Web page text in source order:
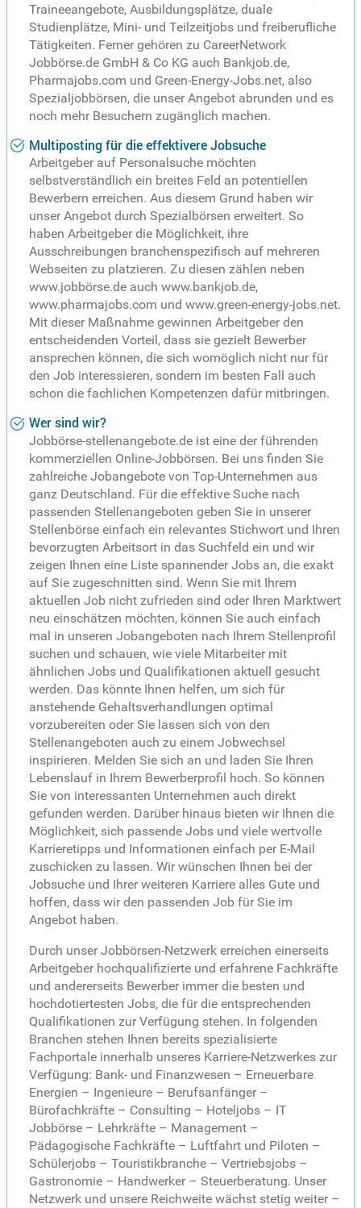
Traineeangebote, Ausbildungsplätze, duale
Studienplätze, Mini- und Teilzeitjobs und freiberufliche
Tätigkeiten. Ferner gehören zu CareerNetwork
Jobbörse.de GmbH & Co KG auch Bankjob.de,
Pharmajobs.com und Green-Energy-Jobs.net, also
Spezialjobbörsen, die unser Angebot abrunden und es
noch mehr Besuchern zugänglich machen.
Multiposting für die effektivere Jobsuche
Arbeitgeber auf Personalsuche möchten
selbstverständlich ein breites Feld an potentiellen
Bewerbern erreichen. Aus diesem Grund haben wir
unser Angebot durch Spezialbörsen erweitert. So
haben Arbeitgeber die Möglichkeit, ihre
Ausschreibungen branchenspezifisch auf mehreren
Webseiten zu platzieren. Zu diesen zählen neben
www.jobbörse.de auch www.bankjob.de,
www.pharmajobs.com und www.green-energy-jobs.net.
Mit dieser Maßnahme gewinnen Arbeitgeber den
entscheidenden Vorteil, dass sie gezielt Bewerber
ansprechen können, die sich womöglich nicht nur für
den Job interessieren, sondern im besten Fall auch
schon die fachlichen Kompetenzen dafür mitbringen.
Wer sind wir?
Jobbörse-stellenangebote.de ist eine der führenden
kommerziellen Online-Jobbörsen. Bei uns finden Sie
zahlreiche Jobangebote von Top-Unternehmen aus
ganz Deutschland. Für die effektive Suche nach
passenden Stellenangeboten geben Sie in unserer
Stellenbörse einfach ein relevantes Stichwort und Ihren
bevorzugten Arbeitsort in das Suchfeld ein und wir
zeigen Ihnen eine Liste spannender Jobs an, die exakt
auf Sie zugeschnitten sind. Wenn Sie mit Ihrem
aktuellen Job nicht zufrieden sind oder Ihren Marktwert
neu einschätzen möchten, können Sie auch einfach
mal in unseren Jobangeboten nach Ihrem Stellenprofil
suchen und schauen, wie viele Mitarbeiter mit
ähnlichen Jobs und Qualifikationen aktuell gesucht
werden. Das könnte Ihnen helfen, um sich für
anstehende Gehaltsverhandlungen optimal
vorzubereiten oder Sie lassen sich von den
Stellenangeboten auch zu einem Jobwechsel
inspirieren. Melden Sie sich an und laden Sie Ihren
Lebenslauf in Ihrem Bewerberprofil hoch. So können
Sie von interessanten Unternehmen auch direkt
gefunden werden. Darüber hinaus bieten wir Ihnen die
Möglichkeit, sich passende Jobs und viele wertvolle
Karrieretipps und Informationen einfach per E-Mail
zuschicken zu lassen. Wir wünschen Ihnen bei der
Jobsuche und Ihrer weiteren Karriere alles Gute und
hoffen, dass wir den passenden Job für Sie im
Angebot haben.
Durch unser Jobbörsen-Netzwerk erreichen einerseits
Arbeitgeber hochqualifizierte und erfahrene Fachkräfte
und andererseits Bewerber immer die besten und
hochdotiertesten Jobs, die für die entsprechenden
Qualifikationen zur Verfügung stehen. In folgenden
Branchen stehen Ihnen bereits spezialisierte
Fachportale innerhalb unseres Karriere-Netzwerkes zur
Verfügung: Bank- und Finanzwesen – Erneuerbare
Energien – Ingenieure – Berufsanfänger –
Bürofachkräfte – Consulting – Hoteljobs – IT
Jobbörse – Lehrkräfte – Management –
Pädagogische Fachkräfte – Luftfahrt und Piloten –
Schülerjobs – Touristikbranche – Vertriebsjobs –
Gastronomie – Handwerker – Steuerberatung. Unser
Netzwerk und unsere Reichweite wächst stetig weiter –